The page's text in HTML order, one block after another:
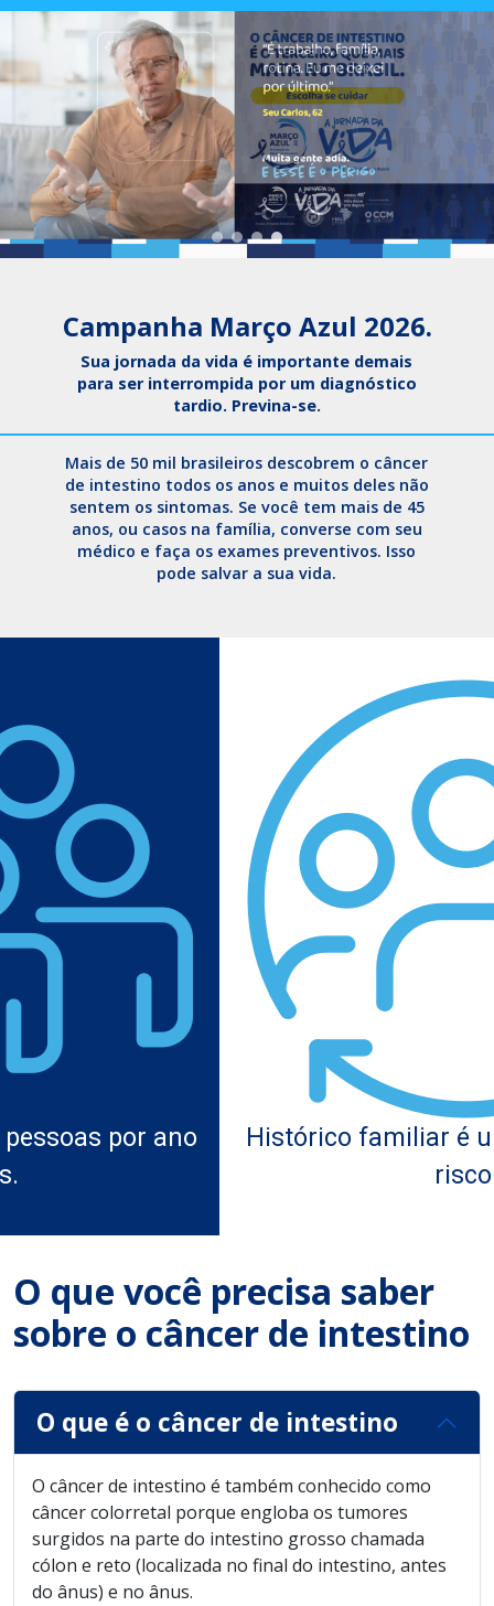
Campanha Março Azul 2026.
Sua jornada da vida é importante demais
para ser interrompida por um diagnóstico
tardio. Previna-se.
Mais de 50 mil brasileiros descobrem o câncer
de intestino todos os anos e muitos deles não
sentem os sintomas. Se você tem mais de 45
anos, ou casos na família, converse com seu
médico e faça os exames preventivos. Isso
pode salvar a sua vida.
Histórico familiar é um dos fatores de
O que você precisa saber
sobre o câncer de intestino
O que é o câncer de intestino
O câncer de intestino é também conhecido como
câncer colorretal porque engloba os tumores
surgidos na parte do intestino grosso chamada
cólon e reto (localizada no final do intestino, antes
do ânus) e no ânus.